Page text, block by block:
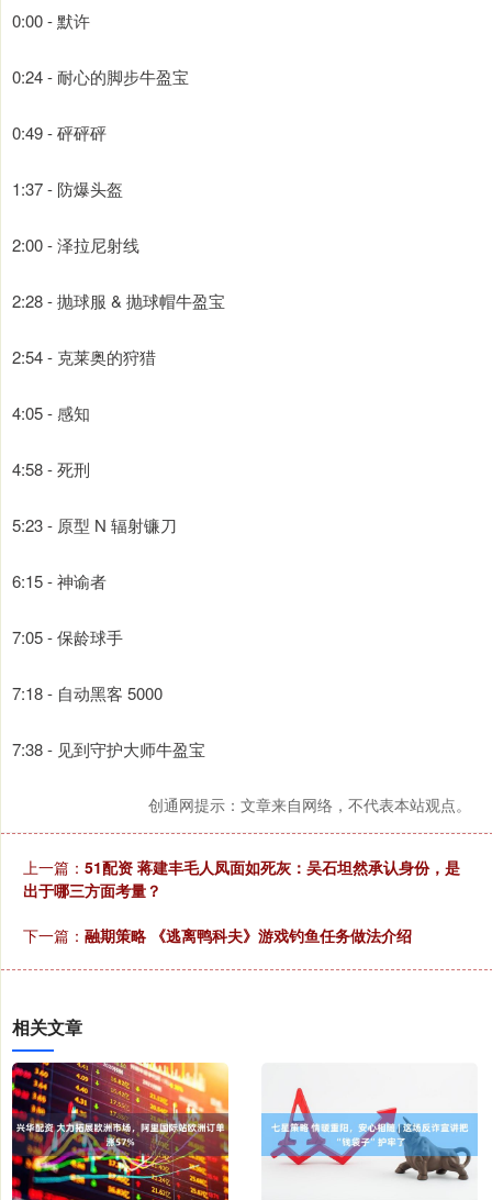
0:00 - 默许
0:24 - 耐心的脚步牛盈宝
0:49 - 砰砰砰
1:37 - 防爆头盔
2:00 - 泽拉尼射线
2:28 - 抛球服 & 抛球帽牛盈宝
2:54 - 克莱奥的狩猎
4:05 - 感知
4:58 - 死刑
5:23 - 原型 N 辐射镰刀
6:15 - 神谕者
7:05 - 保龄球手
7:18 - 自动黑客 5000
7:38 - 见到守护大师牛盈宝
创通网提示：文章来自网络，不代表本站观点。
上一篇： 51配资 蒋建丰毛人凤面如死灰：吴石坦然承认身份，是
出于哪三方面考量？
下一篇： 融期策略 《逃离鸭科夫》游戏钓鱼任务做法介绍
相关文章